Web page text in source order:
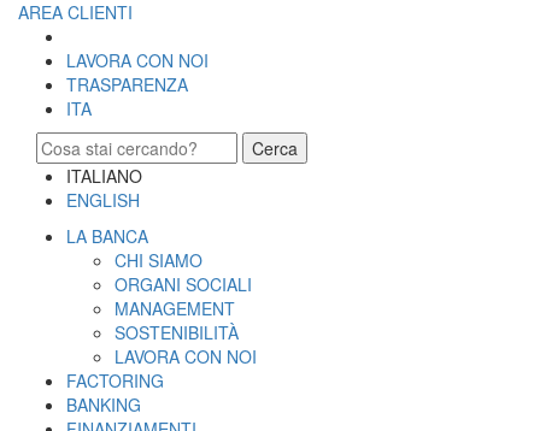
AREA CLIENTI
LAVORA CON NOI
TRASPARENZA
ITA
Cerca
ITALIANO
ENGLISH
LA BANCA
CHI SIAMO
ORGANI SOCIALI
MANAGEMENT
SOSTENIBILITÀ
LAVORA CON NOI
FACTORING
BANKING